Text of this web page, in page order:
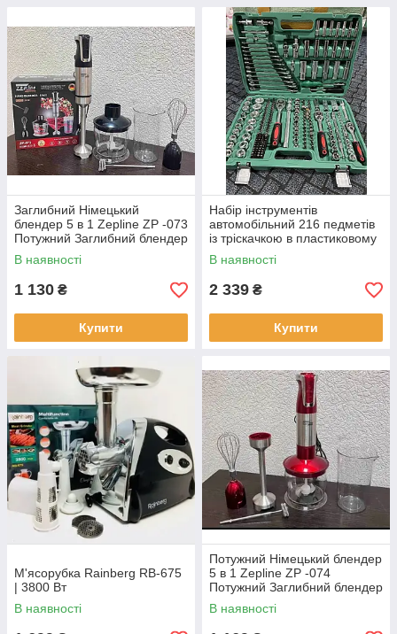
Заглибний Німецький
блендер 5 в 1 Zepline ZP -073
Потужний Заглибний блендер
1500w 20 скоростей + турбо
В наявності
1 130 ₴
Купити
Набір інструментів
автомобільний 216 педметів
із тріскачкою в пластиковому
кейсі
В наявності
2 339 ₴
Купити
М'ясорубка Rainberg RB-675
| 3800 Вт
В наявності
Потужний Німецький блендер
5 в 1 Zepline ZP -074
Потужний Заглибний блендер
1500w 20 скоростей + турбо
В наявності